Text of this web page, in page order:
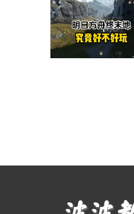
拥有包含复古胶片
3. 一键出片：
内置AI算法，能够